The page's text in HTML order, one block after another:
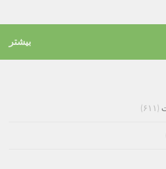
بیشتر
(۶۱۱)